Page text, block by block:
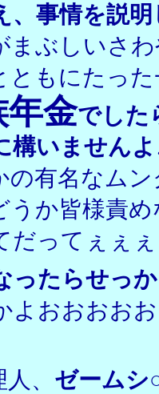
、事情を説
まぶしいさ
ともにたっ
年金でした
構いません
有名なム
うか皆様責
だってぇぇ
ったらせっ
よおおおお
、 ゼームシ